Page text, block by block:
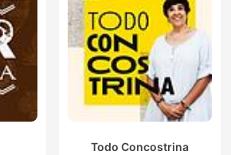
Todo Concostrina